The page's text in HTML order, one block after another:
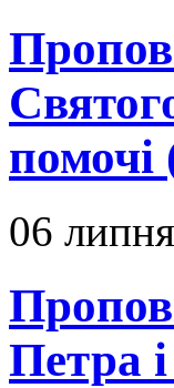
помочі
06
Петра